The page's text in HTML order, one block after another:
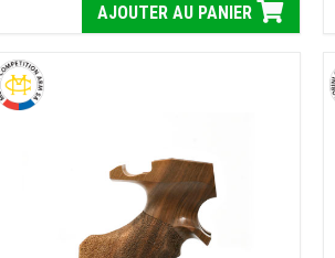
AJOUTER AU PANIER